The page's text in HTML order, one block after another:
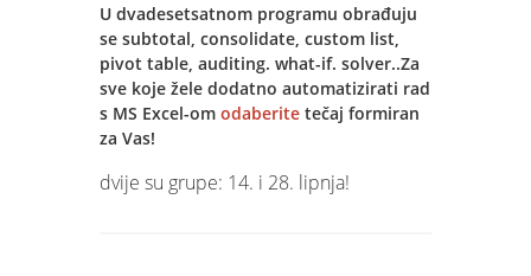
U dvadesetsatnom programu obrađuju
se subtotal, consolidate, custom list,
pivot table, auditing. what-if. solver..Za
sve koje žele dodatno automatizirati rad
s MS Excel-om odaberite tečaj formiran
za Vas!
dvije su grupe: 14. i 28. lipnja!